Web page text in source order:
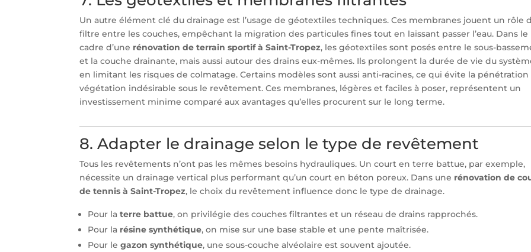
Un autre élément clé du drainage est l’usage de géotextiles techniques. Ces membranes jouent un rôle
filtre entre les couches, empêchant la migration des particules fines tout en laissant passer l’eau. Dans le
cadre d’une rénovation de terrain sportif à Saint-Tropez, les géotextiles sont posés entre le sous-
et la couche drainante, mais aussi autour des drains eux-mêmes. Ils prolongent la durée de vie du
en limitant les risques de colmatage. Certains modèles sont aussi anti-racines, ce qui évite la pénétration
végétation indésirable sous le revêtement. Ces membranes, légères et faciles à poser, représentent un
investissement minime comparé aux avantages qu’elles procurent sur le long terme.
8. Adapter le drainage selon le type de revêtement
Tous les revêtements n’ont pas les mêmes besoins hydrauliques. Un court en terre battue, par exemple,
nécessite un drainage vertical plus performant qu’un court en béton poreux. Dans une rénovation de
de tennis à Saint-Tropez, le choix du revêtement influence donc le type de drainage.
Pour laterre battue, on privilégie des couches filtrantes et un réseau de drains rapprochés.
Pour la résine synthétique, on mise sur une base stable et une pente maîtrisée.
Pour legazon synthétique, une sous-couche alvéolaire est souvent ajoutée.